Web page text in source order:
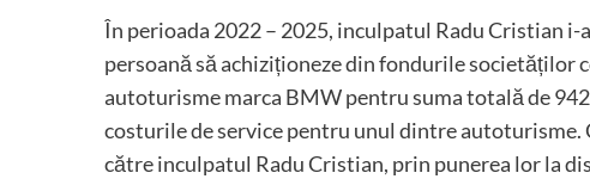
În perioada 2022 – 2025, inculpatul Radu Cristian
persoană să achiziționeze din fondurile societăților
autoturisme marca BMW pentru suma totală de
costurile de service pentru unul dintre
către inculpatul Radu Cristian, prin punerea lor la